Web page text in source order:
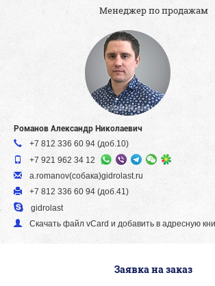
Менеджер по продажам
Романов Александр Николаевич
+7 812 336 60 94 (доб.10)
+7 921 962 34 12
a.romanov(собака)gidrolast.ru
+7 812 336 60 94 (доб.41)
gidrolast
Скачать файл vСard и добавить в адресную
Заявка на заказ